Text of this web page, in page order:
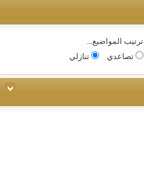
ترتيب المواضيع...
تصاعدي
تنازلي